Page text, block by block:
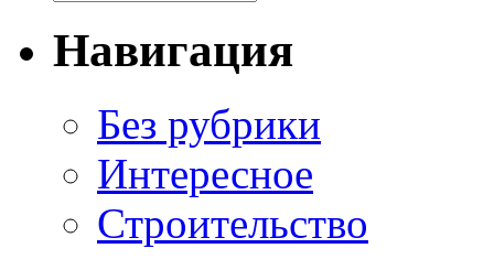
Навигация
Без рубрики
Интересное
Строительство